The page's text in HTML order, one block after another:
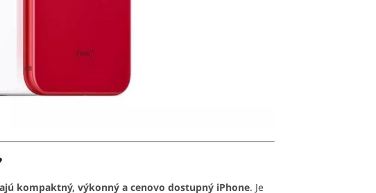
kompaktný, výkonný a cenovo dostupný iPhone. Je